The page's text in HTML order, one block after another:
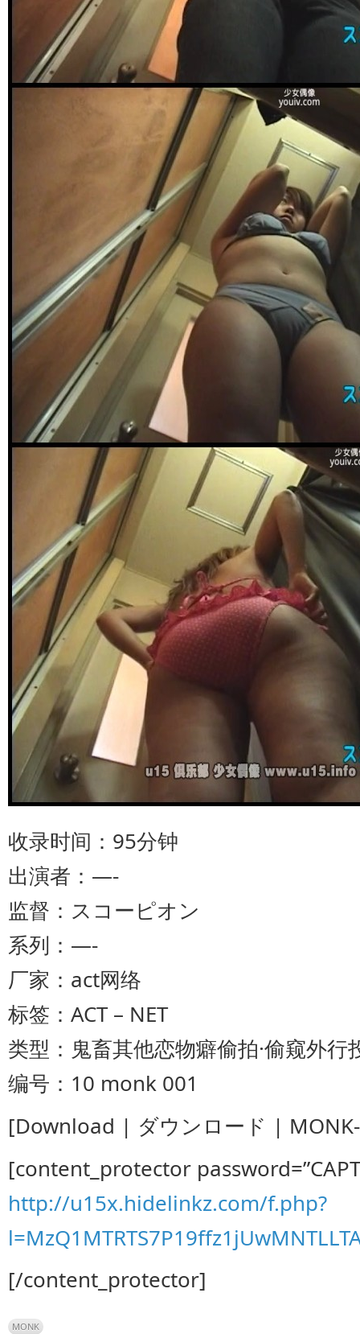
收录时间：95分钟
出演者：—-
监督：スコーピオン
系列：—-
厂家：act网络
标签：ACT – NET
类型：鬼畜其他恋物癖偷拍·偷窥外行
编号：10 monk 001
[Download | ダウンロード |
[content_protector
http://u15x.hidelinkz.com/f.php?
[/content_protector]
MONK